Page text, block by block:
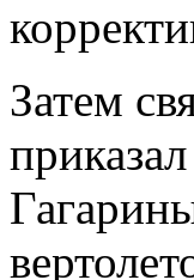
Затем